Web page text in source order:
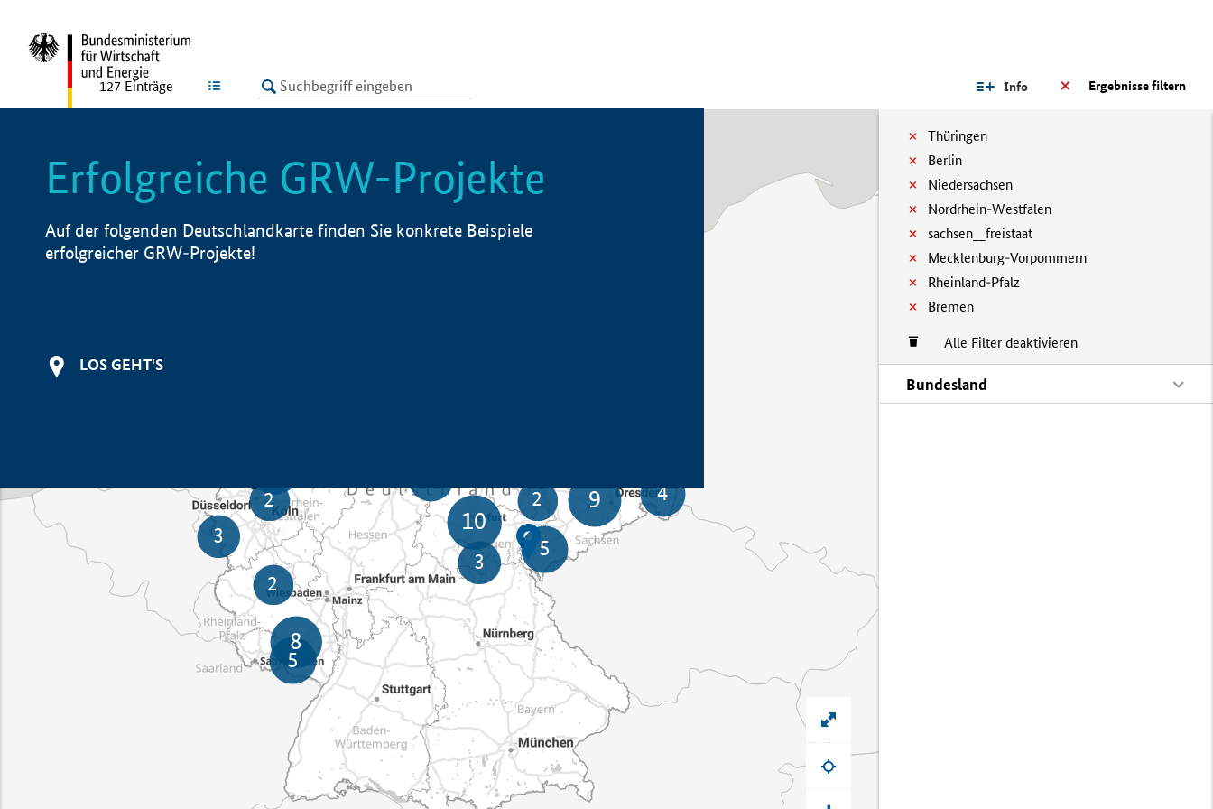
LISTE Ergebnisse filtern
Info
Thüringen
Berlin
Niedersachsen
Nordrhein-Westfalen
sachsen__freistaat
Mecklenburg-Vorpommern
Rheinland-Pfalz
Bremen
Alle Filter deaktivieren
Bundesland
127 Einträge
Erfolgreiche GRW-Projekte
Auf der folgenden Deutschlandkarte finden Sie konkrete Beispiele
erfolgreicher GRW-Projekte!
LOS GEHT'S